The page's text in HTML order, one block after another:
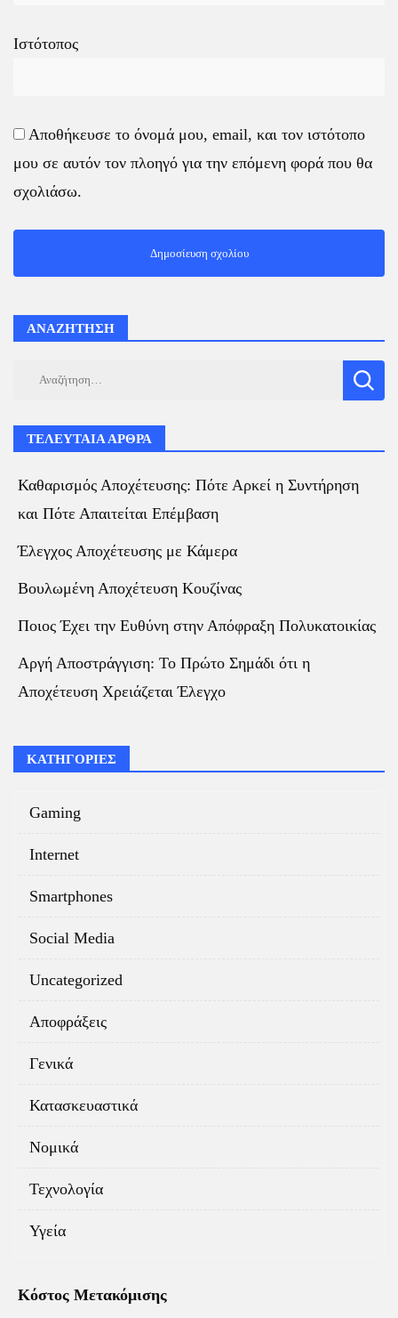
Ιστότοπος
Αποθήκευσε το όνομά μου, email, και τον ιστότοπο
μου σε αυτόν τον πλοηγό για την επόμενη φορά που θα
σχολιάσω.
ΑΝΑΖΗΤΗΣΗ
ΤΕΛΕΥΤΑΙΑ ΑΡΘΡΑ
Καθαρισμός Αποχέτευσης: Πότε Αρκεί η Συντήρηση
και Πότε Απαιτείται Επέμβαση
Έλεγχος Αποχέτευσης με Κάμερα
Βουλωμένη Αποχέτευση Κουζίνας
Ποιος Έχει την Ευθύνη στην Απόφραξη Πολυκατοικίας
Αργή Αποστράγγιση: Το Πρώτο Σημάδι ότι η
Αποχέτευση Χρειάζεται Έλεγχο
ΚΑΤΗΓΟΡΙΕΣ
Gaming
Internet
Smartphones
Social Media
Uncategorized
Αποφράξεις
Γενικά
Κατασκευαστικά
Νομικά
Τεχνολογία
Υγεία
Κόστος Μετακόμισης